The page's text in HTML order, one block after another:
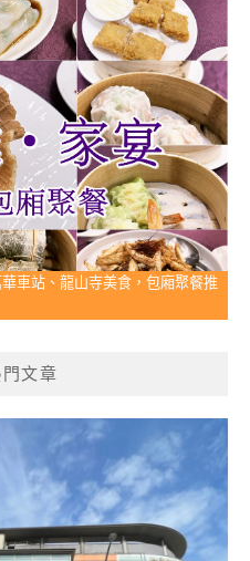
車站、龍山寺美食，包廂聚餐推
文章